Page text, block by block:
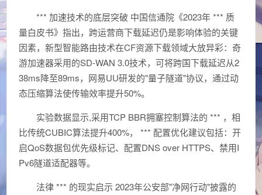
*** 加速技术的底层突破 中国信通院《2023年 *** 质
量白皮书》指出，跨运营商下载延迟仍是影响体验的关键
因素，新型智能路由技术在CF资源下载领域大放异彩：奇
游加速器采用的SD-WAN 3.0技术，可将跨国下载延迟从2
38ms降至89ms，网易UU研发的"量子隧道"协议，通过动
态压缩算法使传输效率提升50%。
实验数据显示,采用TCP BBR拥塞控制算法的 *** ，相
比传统CUBIC算法提升400%， *** 配置优化建议包括：开
启QoS数据包优先级标记、配置DNS over HTTPS、禁用I
Pv6隧道适配器等。
法律 *** 的现实启示 2023年公安部"净网行动"披露的